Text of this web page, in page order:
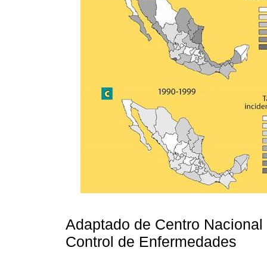
Adaptado de Centro
Control de Enfermedades